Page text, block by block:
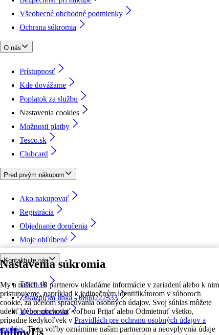
Nastavenia súkromia
My a našich 18 partnerov ukladáme informácie v zariadení alebo k nim
pristupujeme, napríklad k jedinečným identifikátorom v súboroch
cookie, za účelom spracúvania osobných údajov. Svoj súhlas môžete
udeliť alebo spravovať voľbou Prijať alebo Odmietnuť všetko,
prípadne kedykoľvek v Pravidlách pre ochranu osobných údajov a
cookies. Tieto voľby oznámime našim partnerom a neovplyvnia údaje
Všeobecné obchodné podmienky
Ochrana súkromia
O nás
Prístupnosť
Kde dovážame
Poplatok za službu
Nastavenia cookies
Možnosti platby
Tesco.sk
Clubcard
Pred prvým nákupom
Ako nakupovať
Registrácia
Objednanie doručenia
Moje obľúbené
Kontaktujte nás
Tesco.sk
Zákaznícka linka - 0800222333
Výber obchodu
followUs